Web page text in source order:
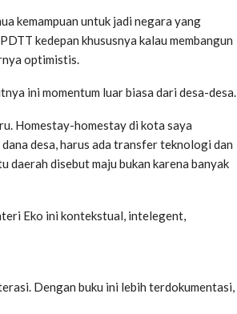
kemampuan untuk jadi negara yang
kedepan khususnya kalau membangun
optimistis.
ini momentum luar biasa dari desa-desa.
Homestay-homestay di kota saya
desa, harus ada transfer teknologi dan
daerah disebut maju bukan karena banyak
Eko ini kontekstual, intelegent,
Dengan buku ini lebih terdokumentasi,